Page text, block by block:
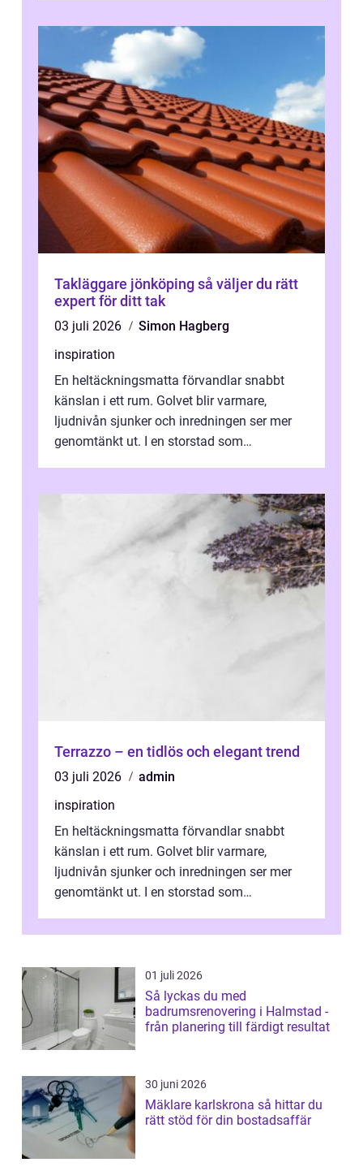
Takläggare jönköping så väljer du rätt
expert för ditt tak
03 juli 2026
Simon Hagberg
inspiration
En heltäckningsmatta förvandlar snabbt
känslan i ett rum. Golvet blir varmare,
ljudnivån sjunker och inredningen ser mer
genomtänkt ut. I en storstad som
Terrazzo – en tidlös och elegant trend
03 juli 2026
admin
inspiration
En heltäckningsmatta förvandlar snabbt
känslan i ett rum. Golvet blir varmare,
ljudnivån sjunker och inredningen ser mer
genomtänkt ut. I en storstad som
granna...
01 juli 2026
Så lyckas du med
badrumsrenovering i Halmstad -
från planering till färdigt resultat
30 juni 2026
Mäklare karlskrona så hittar du
rätt stöd för din bostadsaffär